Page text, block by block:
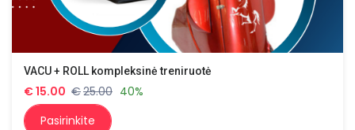
VACU + ROLL kompleksinė treniruotė
€15.00 €25.00 40%
Pasirinkite